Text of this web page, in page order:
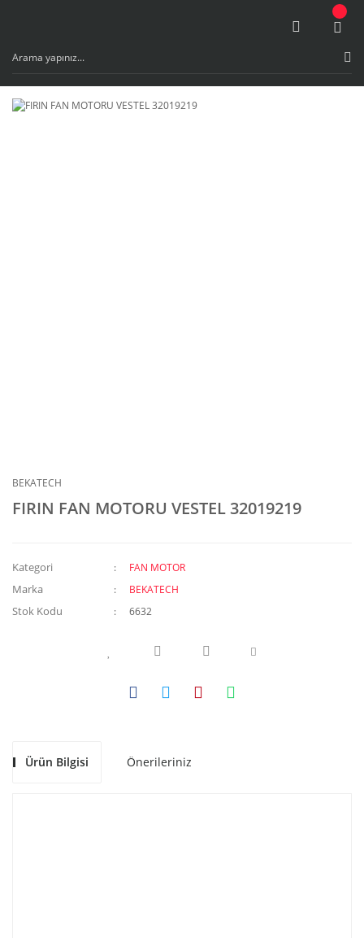
BEKATECH
FIRIN FAN MOTORU VESTEL 32019219
Kategori FAN MOTOR
Marka BEKATECH
Stok Kodu 6632
Ürün Bilgisi Önerileriniz